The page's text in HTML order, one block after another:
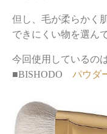
但し、毛が柔らかく
できにくい物を選ん
今回使用しているの
■BISHODO パウダ